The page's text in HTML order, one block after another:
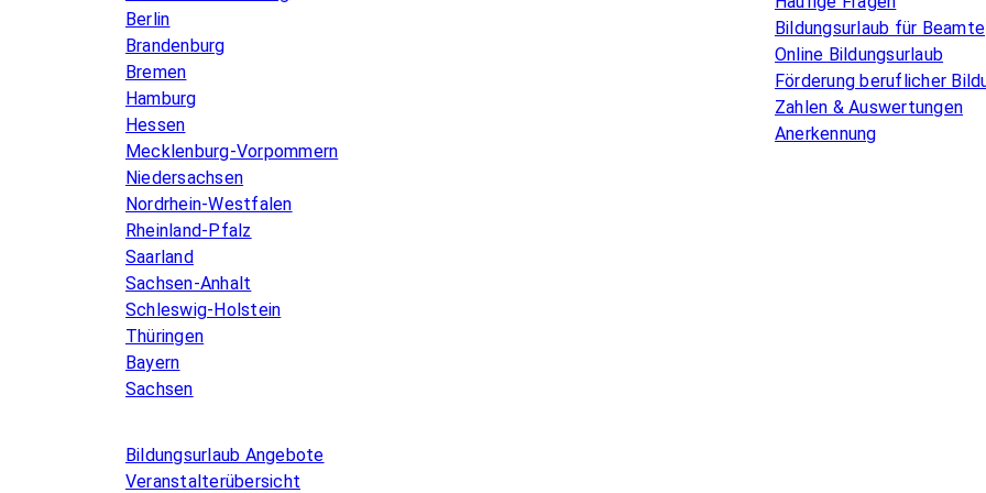
Berlin
Brandenburg
Bremen
Hamburg
Hessen
Mecklenburg-Vorpommern
Niedersachsen
Nordrhein-Westfalen
Rheinland-Pfalz
Saarland
Sachsen-Anhalt
Schleswig-Holstein
Thüringen
Bayern
Sachsen
Bildungsurlaub für Beamte
Online Bildungsurlaub
Förderung beruflicher
Zahlen & Auswertungen
Anerkennung
Bildungsurlaub Angebote
Veranstalterübersicht